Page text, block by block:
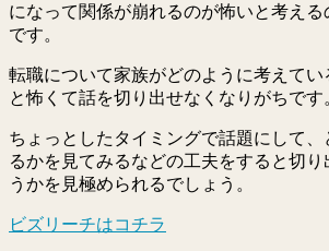
になって関係が崩れるのが怖いと考える
です。
転職について家族がどのように考えて
と怖くて話を切り出せなくなりがちです
ちょっとしたタイミングで話題にして
るかを見てみるなどの工夫をすると切
うかを見極められるでしょう。
ビズリーチはコチラ